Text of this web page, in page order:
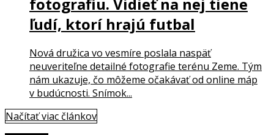
ľudí, ktorí hrajú futbal
Nová družica vo vesmíre poslala naspäť
neuveriteľne detailné fotografie terénu Zeme. Tým
nám ukazuje, čo môžeme očakávať od online máp
v budúcnosti. Snímok...
Načítať viac článkov